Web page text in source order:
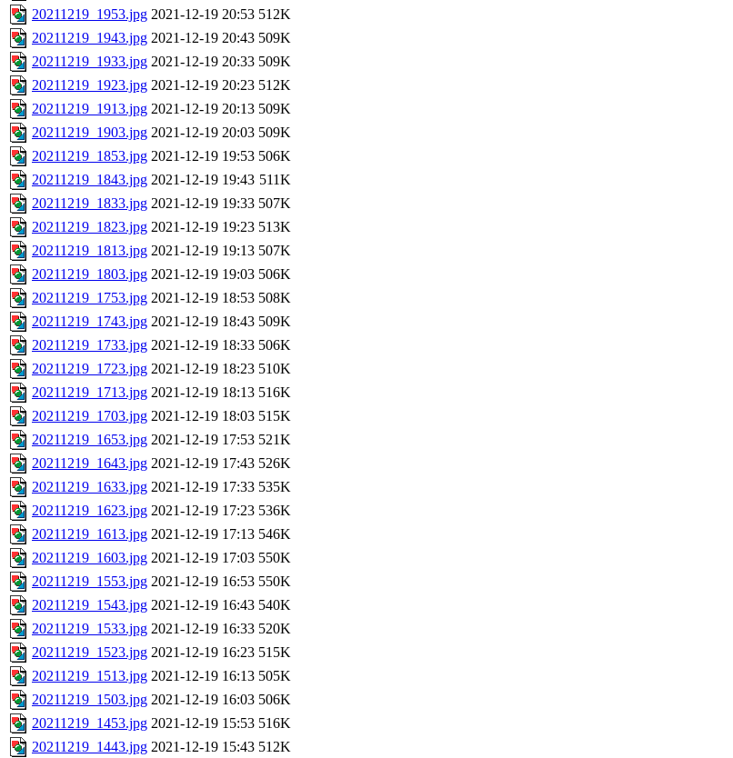
20211219_1953.jpg 2021-12-19 20:53 512K
20211219_1943.jpg 2021-12-19 20:43 509K
20211219_1933.jpg 2021-12-19 20:33 509K
20211219_1923.jpg 2021-12-19 20:23 512K
20211219_1913.jpg 2021-12-19 20:13 509K
20211219_1903.jpg 2021-12-19 20:03 509K
20211219_1853.jpg 2021-12-19 19:53 506K
20211219_1843.jpg 2021-12-19 19:43 511K
20211219_1833.jpg 2021-12-19 19:33 507K
20211219_1823.jpg 2021-12-19 19:23 513K
20211219_1813.jpg 2021-12-19 19:13 507K
20211219_1803.jpg 2021-12-19 19:03 506K
20211219_1753.jpg 2021-12-19 18:53 508K
20211219_1743.jpg 2021-12-19 18:43 509K
20211219_1733.jpg 2021-12-19 18:33 506K
20211219_1723.jpg 2021-12-19 18:23 510K
20211219_1713.jpg 2021-12-19 18:13 516K
20211219_1703.jpg 2021-12-19 18:03 515K
20211219_1653.jpg 2021-12-19 17:53 521K
20211219_1643.jpg 2021-12-19 17:43 526K
20211219_1633.jpg 2021-12-19 17:33 535K
20211219_1623.jpg 2021-12-19 17:23 536K
20211219_1613.jpg 2021-12-19 17:13 546K
20211219_1603.jpg 2021-12-19 17:03 550K
20211219_1553.jpg 2021-12-19 16:53 550K
20211219_1543.jpg 2021-12-19 16:43 540K
20211219_1533.jpg 2021-12-19 16:33 520K
20211219_1523.jpg 2021-12-19 16:23 515K
20211219_1513.jpg 2021-12-19 16:13 505K
20211219_1503.jpg 2021-12-19 16:03 506K
20211219_1453.jpg 2021-12-19 15:53 516K
20211219_1443.jpg 2021-12-19 15:43 512K